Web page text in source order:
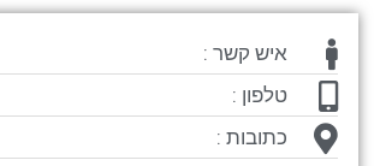
איש קשר :
טלפון :
כתובות :